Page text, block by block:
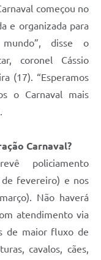
começou no
e organizada para
disse o
coronel Cássio
(17). “Esperamos
o Carnaval mais
Carnaval?
policiamento
fevereiro) e nos
Não haverá
atendimento via
de maior fluxo de
cavalos, cães,